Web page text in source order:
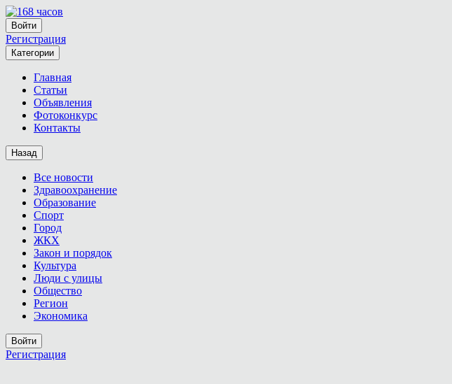
Войти
Регистрация
Категории
Главная
Статьи
Объявления
Фотоконкурс
Контакты
Назад
Все новости
Здравоохранение
Образование
Спорт
Город
ЖКХ
Закон и порядок
Культура
Люди с улицы
Общество
Регион
Экономика
Войти
Регистрация